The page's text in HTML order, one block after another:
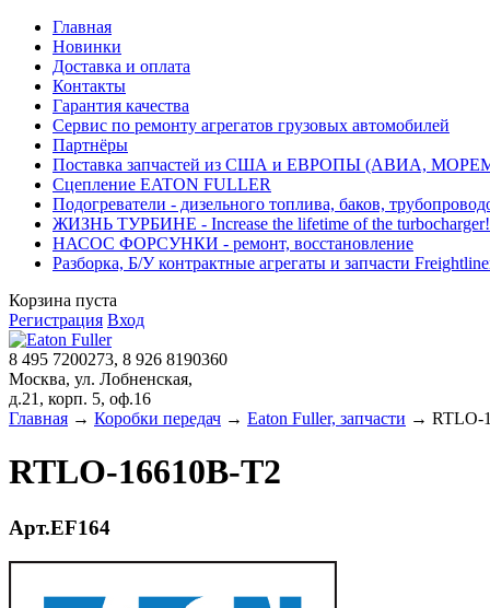
Главная
Новинки
Доставка и оплата
Контакты
Гарантия качества
Сервис по ремонту агрегатов грузовых автомобилей
Партнёры
Поставка запчастей из США и ЕВРОПЫ (АВИА,
Сцепление EATON FULLER
Подогреватели - дизельного топлива, баков,
ЖИЗНЬ ТУРБИНЕ - Increase the lifetime of the turbocharger!
НАСОС ФОРСУНКИ - ремонт, восстановление
Разборка, Б/У контрактные агрегаты и запчасти
Корзина пуста
Регистрация Вход
8 495 7200273, 8 926 8190360
Москва, ул. Лобненская,
д.21, корп. 5, оф.16
Главная → Коробки передач → Eaton Fuller, запчасти → RTLO-
RTLO-16610B-T2
Арт.EF164